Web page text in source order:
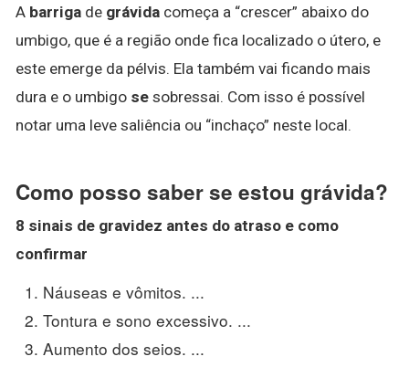
A barriga de grávida começa a “crescer” abaixo do
umbigo, que é a região onde fica localizado o útero, e
este emerge da pélvis. Ela também vai ficando mais
dura e o umbigo se sobressai. Com isso é possível
notar uma leve saliência ou “inchaço” neste local.
Como posso saber se estou grávida?
8 sinais de gravidez antes do atraso e como
confirmar
Náuseas e vômitos. ...
Tontura e sono excessivo. ...
Aumento dos seios. ...